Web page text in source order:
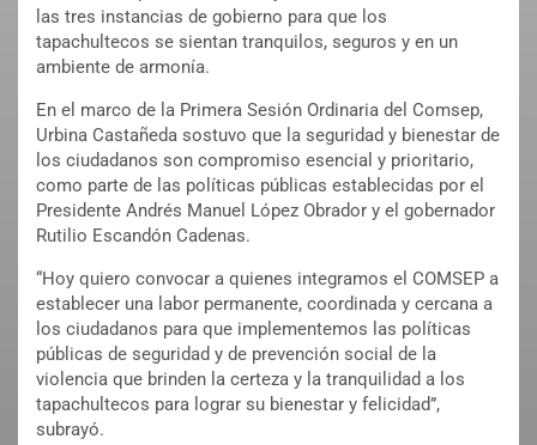
las tres instancias de gobierno para que los
tapachultecos se sientan tranquilos, seguros y en un
ambiente de armonía.
En el marco de la Primera Sesión Ordinaria del Comsep,
Urbina Castañeda sostuvo que la seguridad y bienestar de
los ciudadanos son compromiso esencial y prioritario,
como parte de las políticas públicas establecidas por el
Presidente Andrés Manuel López Obrador y el gobernador
Rutilio Escandón Cadenas.
“Hoy quiero convocar a quienes integramos el COMSEP a
establecer una labor permanente, coordinada y cercana a
los ciudadanos para que implementemos las políticas
públicas de seguridad y de prevención social de la
violencia que brinden la certeza y la tranquilidad a los
tapachultecos para lograr su bienestar y felicidad”,
subrayó.